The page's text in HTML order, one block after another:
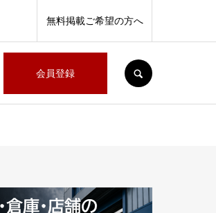
会員登録
無料掲載ご希望の方へ